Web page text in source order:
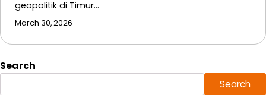
geopolitik di Timur…
March 30, 2026
Search
Search